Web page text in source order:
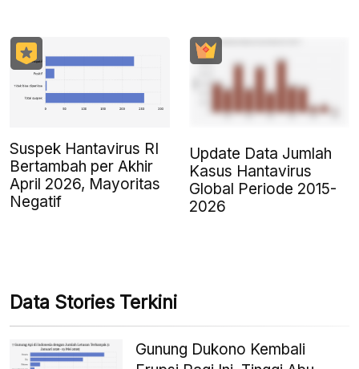
Suspek Hantavirus RI
Bertambah per Akhir
April 2026, Mayoritas
Negatif
Update Data Jumlah
Kasus Hantavirus
Global Periode 2015-
2026
Data Stories Terkini
Gunung Dukono Kembali